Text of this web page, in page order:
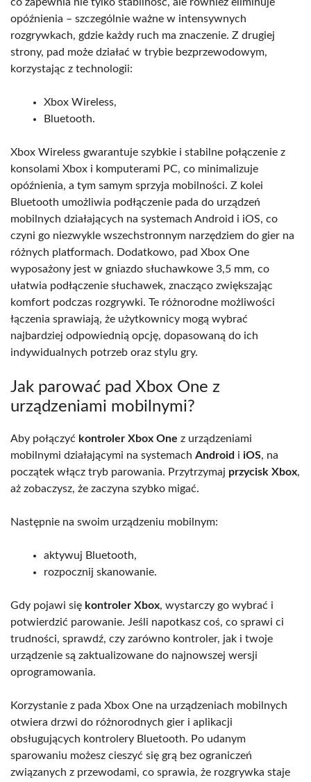
opóźnienia – szczególnie ważne w intensywnych
rozgrywkach, gdzie każdy ruch ma znaczenie. Z drugiej
strony, pad może działać w trybie bezprzewodowym,
korzystając z technologii:
Xbox Wireless,
Bluetooth.
Xbox Wireless gwarantuje szybkie i stabilne połączenie z
konsolami Xbox i komputerami PC, co minimalizuje
opóźnienia, a tym samym sprzyja mobilności. Z kolei
Bluetooth umożliwia podłączenie pada do urządzeń
mobilnych działających na systemach Android i iOS, co
czyni go niezwykle wszechstronnym narzędziem do gier na
różnych platformach. Dodatkowo, pad Xbox One
wyposażony jest w gniazdo słuchawkowe 3,5 mm, co
ułatwia podłączenie słuchawek, znacząco zwiększając
komfort podczas rozgrywki. Te różnorodne możliwości
łączenia sprawiają, że użytkownicy mogą wybrać
najbardziej odpowiednią opcję, dopasowaną do ich
indywidualnych potrzeb oraz stylu gry.
Jak parować pad Xbox One z
urządzeniami mobilnymi?
Aby połączyć kontroler Xbox One z urządzeniami
mobilnymi działającymi na systemach Android i iOS, na
początek włącz tryb parowania. Przytrzymaj przycisk Xbox,
aż zobaczysz, że zaczyna szybko migać.
Następnie na swoim urządzeniu mobilnym:
aktywuj Bluetooth,
rozpocznij skanowanie.
Gdy pojawi się kontroler Xbox, wystarczy go wybrać i
potwierdzić parowanie. Jeśli napotkasz coś, co sprawi ci
trudności, sprawdź, czy zarówno kontroler, jak i twoje
urządzenie są zaktualizowane do najnowszej wersji
oprogramowania.
Korzystanie z pada Xbox One na urządzeniach mobilnych
otwiera drzwi do różnorodnych gier i aplikacji
obsługujących kontrolery Bluetooth. Po udanym
sparowaniu możesz cieszyć się grą bez ograniczeń
związanych z przewodami, co sprawia, że rozgrywka staje